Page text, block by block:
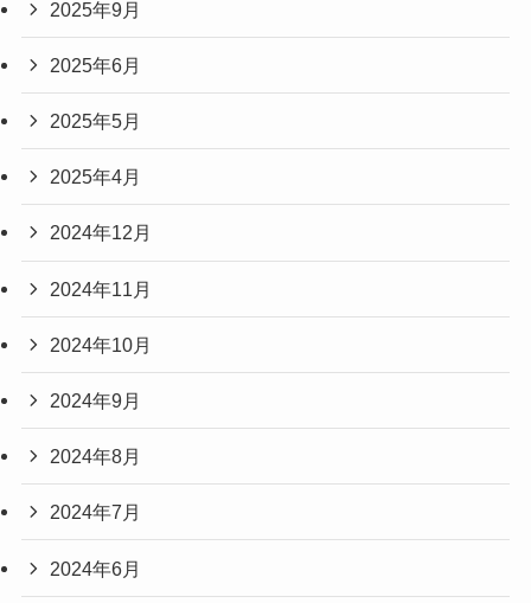
2025年9月
2025年6月
2025年5月
2025年4月
2024年12月
2024年11月
2024年10月
2024年9月
2024年8月
2024年7月
2024年6月